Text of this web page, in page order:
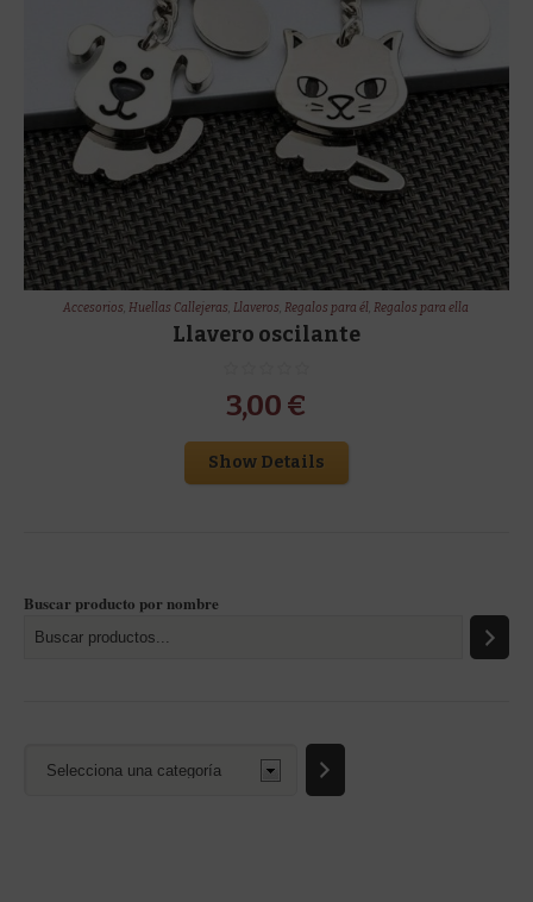
Accesorios,Huellas Callejeras,Llaveros,Regalos para él,Regalos para ella
Llavero oscilante
3,00 €
Show Details
Buscar producto por nombre